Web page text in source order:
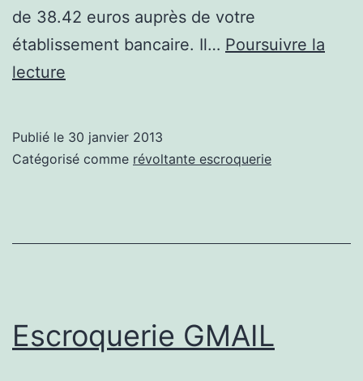
de 38.42 euros auprès de votre
établissement bancaire. Il… Poursuivre la
lecture
Publié le 30 janvier 2013
Catégorisé comme révoltante escroquerie
Escroquerie GMAIL